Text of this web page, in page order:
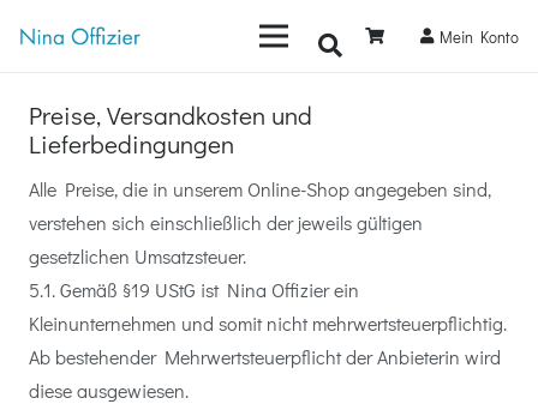
Mein Konto
Preise, Versandkosten und
Lieferbedingungen
Alle Preise, die in unserem Online-Shop angegeben sind,
verstehen sich einschließlich der jeweils gültigen
gesetzlichen Umsatzsteuer.
5.1. Gemäß §19 UStG ist Nina Offizier ein
Kleinunternehmen und somit nicht mehrwertsteuerpflichtig.
Ab bestehender Mehrwertsteuerpflicht der Anbieterin wird
diese ausgewiesen.